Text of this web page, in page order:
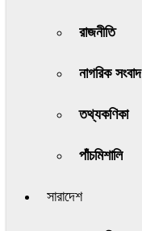
রাজনীতি
নাগরিক সংবাদ
তথ্যকণিকা
পাঁচমিশালি
সারাদেশ